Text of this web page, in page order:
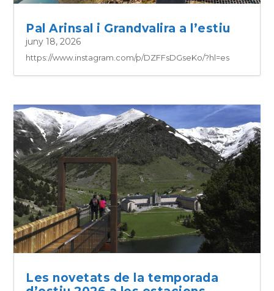
Pal Arinsal i Grandvalira a l’estiu
juny 18, 2026
https://www.instagram.com/p/DZFFsDGseKo/?hl=es
Les novetats de la temporada